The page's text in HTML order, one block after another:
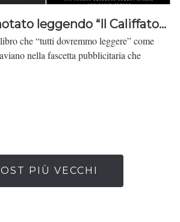
leggendo “Il Califfato...
che “tutti dovremmo leggere” come
nella fascetta pubblicitaria che
PIÙ VECCHI